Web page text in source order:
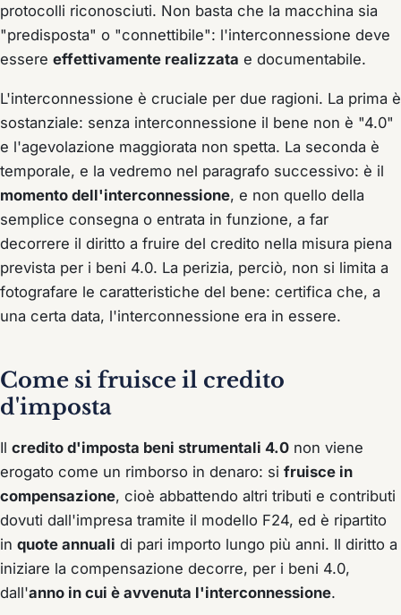
protocolli riconosciuti. Non basta che la macchina sia
"predisposta" o "connettibile": l'interconnessione deve
essere effettivamente realizzata e documentabile.
L'interconnessione è cruciale per due ragioni. La prima è
sostanziale: senza interconnessione il bene non è "4.0"
e l'agevolazione maggiorata non spetta. La seconda è
temporale, e la vedremo nel paragrafo successivo: è il
momento dell'interconnessione, e non quello della
semplice consegna o entrata in funzione, a far
decorrere il diritto a fruire del credito nella misura piena
prevista per i beni 4.0. La perizia, perciò, non si limita a
fotografare le caratteristiche del bene: certifica che, a
una certa data, l'interconnessione era in essere.
Come si fruisce il credito
d'imposta
Il credito d'imposta beni strumentali 4.0 non viene
erogato come un rimborso in denaro: si fruisce in
compensazione, cioè abbattendo altri tributi e contributi
dovuti dall'impresa tramite il modello F24, ed è ripartito
in quote annuali di pari importo lungo più anni. Il diritto a
iniziare la compensazione decorre, per i beni 4.0,
dall'anno in cui è avvenuta l'interconnessione.